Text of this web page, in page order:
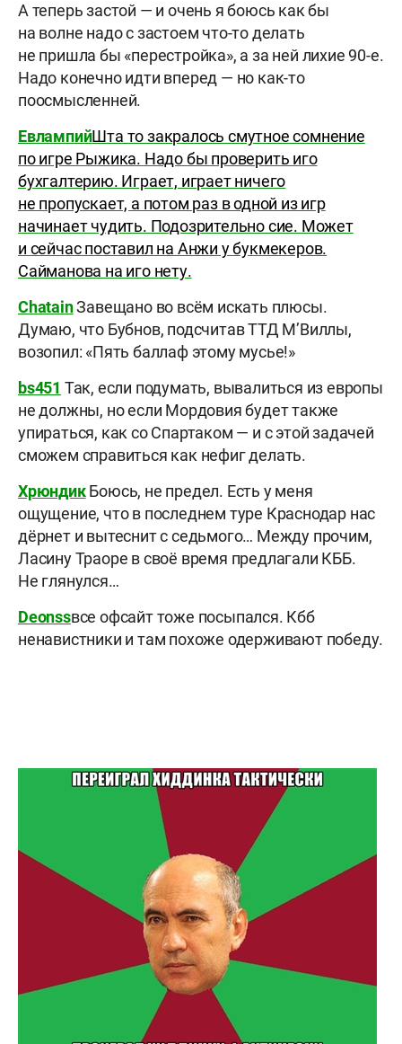
А теперь застой — и очень я боюсь как бы
на волне надо с застоем что-то делать
не пришла бы «перестройка», а за ней лихие 90-е.
Надо конечно идти вперед — но как-то
поосмысленней.
ЕвлампийШта то закралось смутное сомнение
по игре Рыжика. Надо бы проверить иго
бухгалтерию. Играет, играет ничего
не пропускает, а потом раз в одной из игр
начинает чудить. Подозрительно сие. Может
и сейчас поставил на Анжи у букмекеров.
Сайманова на иго нету.
ChatainЗавещано во всём искать плюсы.
Думаю, что Бубнов, подсчитав ТТД М’Виллы,
возопил: «Пять баллаф этому мусье!»
bs451 Так, если подумать, вывалиться из европы
не должны, но если Мордовия будет также
упираться, как со Спартаком — и с этой задачей
сможем справиться как нефиг делать.
ХрюндикБоюсь, не предел. Есть у меня
ощущение, что в последнем туре Краснодар нас
дёрнет и вытеснит с седьмого… Между прочим,
Ласину Траоре в своё время предлагали КББ.
Не глянулся…
Deonssвсе офсайт тоже посыпался. Кбб
ненавистники и там похоже одерживают победу.